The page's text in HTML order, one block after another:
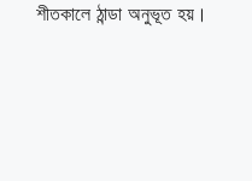
শীতকালে ঠান্ডা অনুভূত হয়।